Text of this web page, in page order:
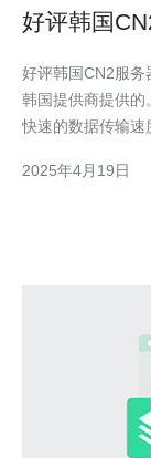
好评韩国
好评韩国CN2服务器 韩国CN2服务器是一种高性能的服务
韩国提供商提供的
快速的数据传输速
几个优势： 高速网络连接：由于采用了CN2 GIA网络，韩国CN2
2025年4月19日